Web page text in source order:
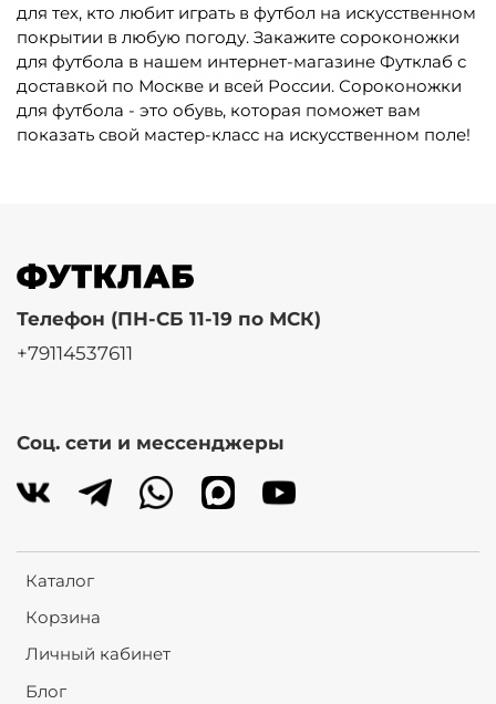
для тех, кто любит играть в футбол на искусственном
покрытии в любую погоду. Закажите сороконожки
для футбола в нашем интернет-магазине Футклаб с
доставкой по Москве и всей России. Сороконожки
для футбола - это обувь, которая поможет вам
показать свой мастер-класс на искусственном поле!
Каталог
Корзина
Личный кабинет
Блог
Телефон (ПН-СБ 11-19 по МСК)
+79114537611
Соц. сети и мессенджеры